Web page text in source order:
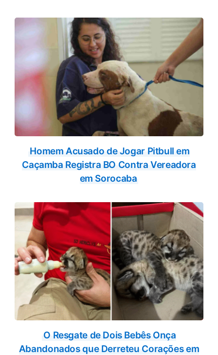
Homem Acusado de Jogar Pitbull em
Caçamba Registra BO Contra Vereadora
em Sorocaba
O Resgate de Dois Bebês Onça
Abandonados que Derreteu Corações em